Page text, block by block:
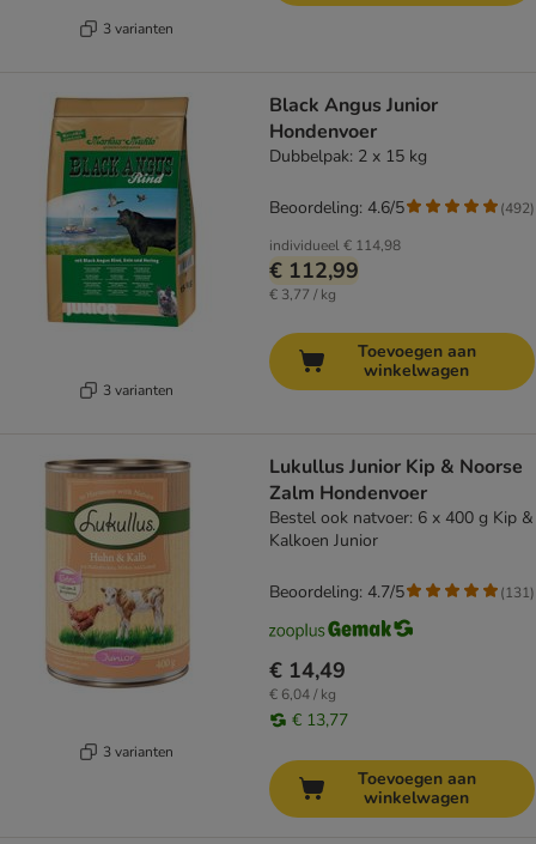
3 varianten
3 varianten
Black Angus Junior
Hondenvoer
Dubbelpak: 2 x 15 kg
individueel€ 114,98
€ 112,99
€ 3,77 / kg
Beoordeling: 4.6/5 (492)
Toevoegen aan
winkelwagen
3 varianten
Lukullus Junior Kip & Noorse
Zalm Hondenvoer
Bestel ook natvoer: 6 x 400 g Kip &
Kalkoen Junior
€ 14,49
€ 6,04 / kg
€ 13,77
Beoordeling: 4.7/5 (131)
Toevoegen aan
winkelwagen